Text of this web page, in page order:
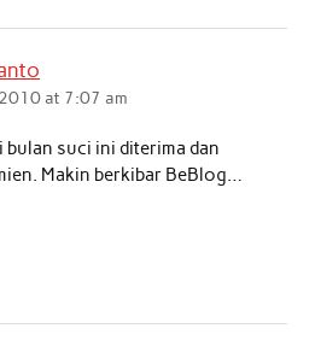
at 7:07 am
bulan suci ini diterima dan
Makin berkibar BeBlog…